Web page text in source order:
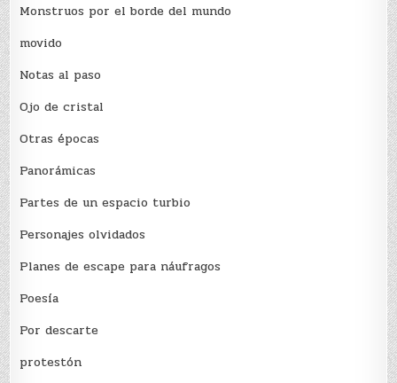
Monstruos por el borde del mundo
movido
Notas al paso
Ojo de cristal
Otras épocas
Panorámicas
Partes de un espacio turbio
Personajes olvidados
Planes de escape para náufragos
Poesía
Por descarte
protestón